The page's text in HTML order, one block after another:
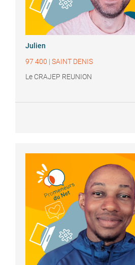
Julien
97 400 | SAINT DENIS
Le CRAJEP REUNION